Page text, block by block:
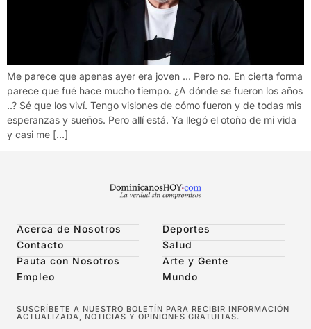
Me parece que apenas ayer era joven … Pero no. En cierta forma
parece que fué hace mucho tiempo. ¿A dónde se fueron los años
..? Sé que los viví. Tengo visiones de cómo fueron y de todas mis
esperanzas y sueños. Pero allí está. Ya llegó el otoño de mi vida
y casi me […]
Acerca de Nosotros
Contacto
Pauta con Nosotros
Empleo
Deportes
Salud
Arte y Gente
Mundo
SUSCRÍBETE A NUESTRO BOLETÍN PARA RECIBIR INFORMACIÓN
ACTUALIZADA, NOTICIAS Y OPINIONES GRATUITAS.